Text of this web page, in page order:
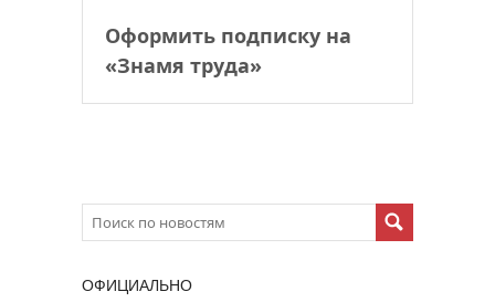
Оформить подписку на
«Знамя труда»
ОФИЦИАЛЬНО